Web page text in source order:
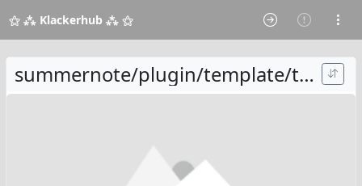
⚝ ⁂ Klackerhub ⁂ ⚝
summernote/plugin/template/tpls